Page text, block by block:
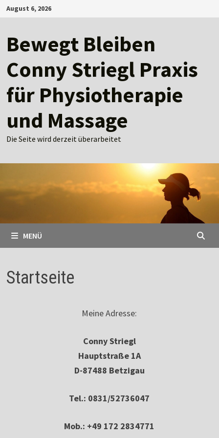
Zum
Inhalt
August 6, 2026
Bewegt Bleiben
Conny Striegl Praxis
für Physiotherapie
und Massage
Die Seite wird derzeit überarbeitet
MENÜ
Startseite
Meine Adresse:
Conny Striegl
Hauptstraße 1A
D-87488 Betzigau
Tel.: 0831/52736047
Mob.: +49 172 2834771